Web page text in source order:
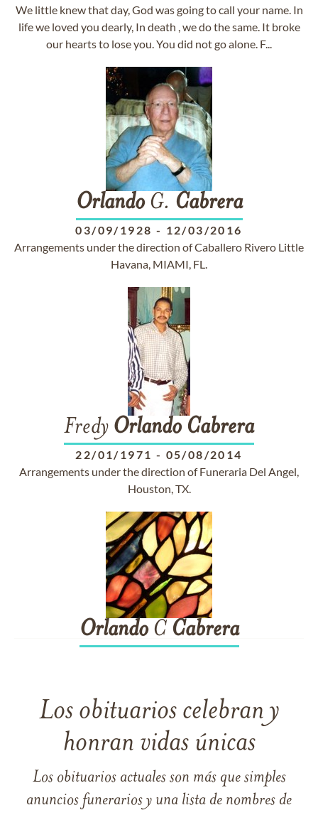
We little knew that day, God was going to call your name. In
life we loved you dearly, In death , we do the same. It broke
our hearts to lose you. You did not go alone. F...
OrlandoG. Cabrera
03/09/1928 - 12/03/2016
Arrangements under the direction of Caballero Rivero Little
Havana, MIAMI, FL.
Fredy Orlando Cabrera
22/01/1971 - 05/08/2014
Arrangements under the direction of Funeraria Del Angel,
Houston, TX.
OrlandoC Cabrera
Los obituarios celebran y
honran vidas únicas
Los obituarios actuales son más que simples
anuncios funerarios y una lista de nombres de